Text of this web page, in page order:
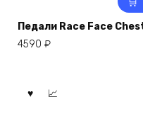
Педали Race Face
4590 ₽